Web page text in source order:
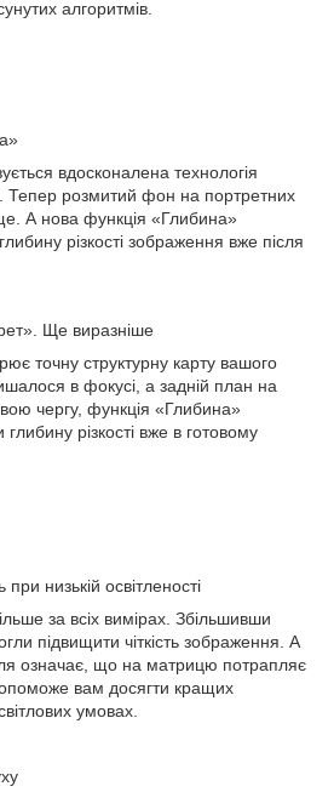
алгоритмів.
вдосконалена технологія
Тепер розмитий фон на портретних
А нова функція «Глибина»
різкості зображення вже після
Ще виразніше
точну структурну карту вашого
в фокусі, а задній план на
чергу, функція «Глибина»
різкості вже в готовому
низькій освітленості
за всіх вимірах. Збільшивши
підвищити чіткість зображення. А
означає, що на матрицю потрапляє
вам досягти кращих
умовах.